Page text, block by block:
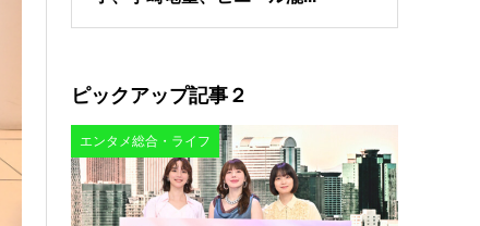
ピックアップ記事２
エンタメ総合・ライフ